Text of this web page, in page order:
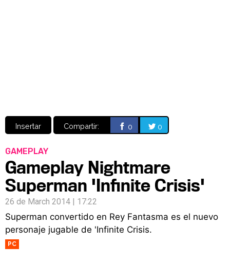
Insertar Compartir: 0 0
GAMEPLAY
Gameplay Nightmare
Superman 'Infinite Crisis'
26 de March 2014 | 17:22
Superman convertido en Rey Fantasma es el nuevo
personaje jugable de 'Infinite Crisis.
PC